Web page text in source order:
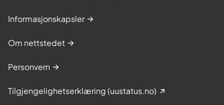
Informasjonskapsler
Om nettstedet
Personvern
Tilgjengelighetserklæring (uustatus.no)